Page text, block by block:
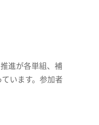
進が各単組、補
います。参加者